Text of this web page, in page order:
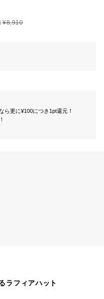
¥8,910
ら更に¥100につき1pt還元！
ラフィアハット